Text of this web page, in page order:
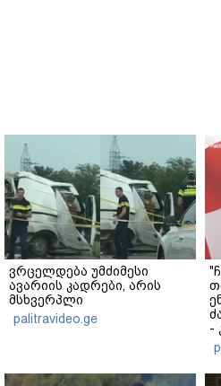
ვრცელდება უმძიმესი
ავარიის კადრები, არის
მსხვერპლი
palitravideo.ge
-